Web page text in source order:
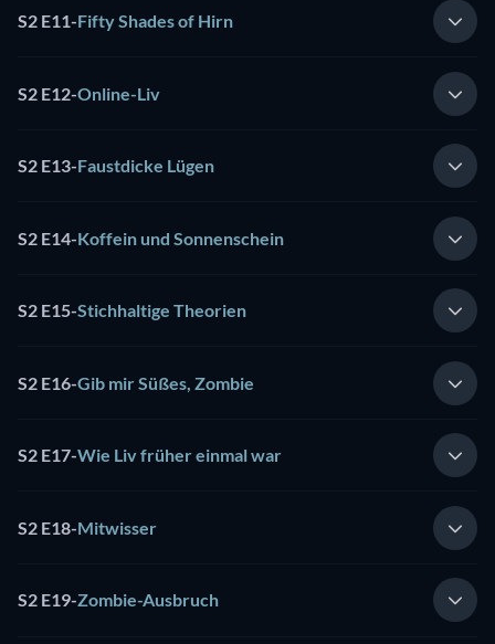
S2 E11-Fifty Shades of Hirn
S2 E12-Online-Liv
S2 E13-Faustdicke Lügen
S2 E14-Koffein und Sonnenschein
S2 E15-Stichhaltige Theorien
S2 E16-Gib mir Süßes, Zombie
S2 E17-Wie Liv früher einmal war
S2 E18-Mitwisser
S2 E19-Zombie-Ausbruch